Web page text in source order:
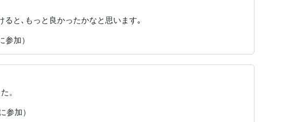
と､もっと良かったかなと思います｡
加）
。
加）